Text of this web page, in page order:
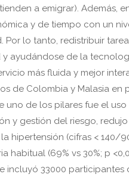
a emigrar). Además,
y de tiempo con un
lo tanto, redistribuir
ayudándose de la
más fluida y mejor
de Colombia y Malasia en
de los pilares fue el uso
y gestión del riesgo, redujo
hipertensión (cifras < 140/
(69% vs 30%; p
incluyó 33000 participantes